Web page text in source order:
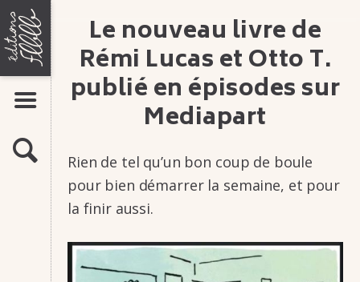
ÉDITIONS
FLBLB
MAISON
D'ÉDITION
BANDE
DESSINÉE,
ROMAN-
PHOTO,
contenu
RECHERCHE
AFFICHER LE MENU
LIVRES
Bandes dessinées
Romans-photos
Flipbooks
AUTEURS
ACTUALITÉS
ATELIERS
INFOS & CONTACTS
Présentation
Contacts
Stages
Manuscrits
Le nouveau livre de
Rémi Lucas et Otto T.
publié en épisodes sur
Media­part
Rien de tel qu’un bon coup de boule
pour bien démar­rer la semaine, et pour
la finir aussi.